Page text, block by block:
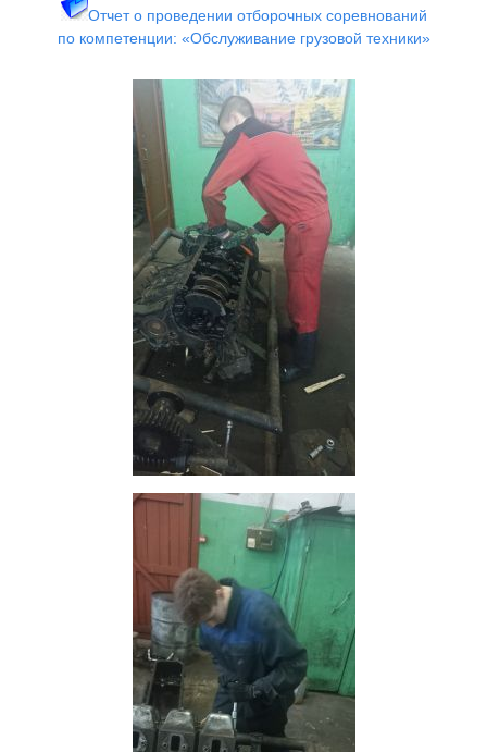
Отчет о проведении отборочных соревнований
по компетенции: «Обслуживание грузовой техники»